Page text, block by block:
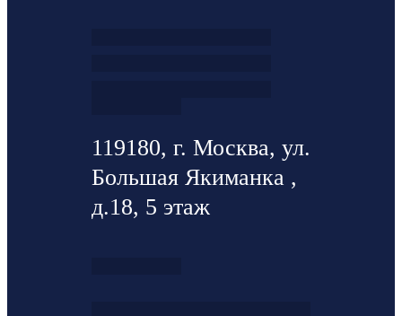
119180, г. Москва, ул.
Большая Якиманка ,
д.18, 5 этаж